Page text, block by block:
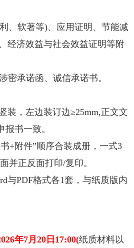
、软著等)、应用证明、节能减
经济效益与社会效益证明等附
密承诺函、诚信承诺书。
装，左边装订边≥25mm,正文文
书一致。
+附件”顺序合装成册，一式3
并正反面打印/复印。
与PDF格式各1套，与纸质版内
年7月20 日 17:00(纸质材料以